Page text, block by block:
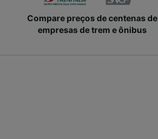
Compare preços de centenas de
empresas de trem e ônibus